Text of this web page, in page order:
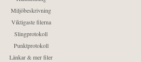
Miljöbeskrivning
Viktigaste filerna
Slingprotokoll
Punktprotokoll
Länkar & mer filer